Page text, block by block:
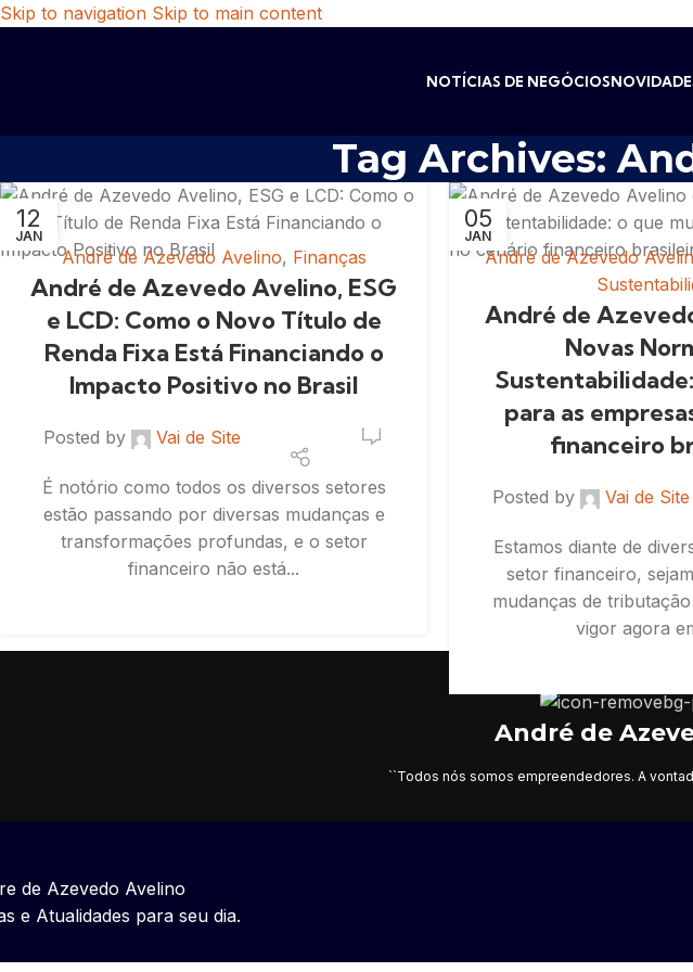
Skip to navigation Skip to main content
NOTÍCIAS DE NEGÓCIOS
Tag Archives:
12
JAN
André de Azevedo Avelino, Finanças
André de Azevedo Avelino, ESG
e LCD: Como o Novo Título de
Renda Fixa Está Financiando o
Impacto Positivo no Brasil
Posted by Vai de Site
É notório como todos os diversos setores
estão passando por diversas mudanças e
transformações profundas, e o setor
financeiro não está...
05
JAN
André de Azevedo
André de
Novas
para as
financeiro
Posted by Vai de Site
Estamos diante de
setor financeiro,
mudanças de
vigor agora
André de
``Todos nós somos empreendedores. A
de Azevedo Avelino
e Atualidades para seu dia.